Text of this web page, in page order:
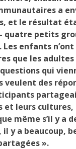
a
et le résultat
quatre petits
Les enfants
que les adultes
qui
des
et leurs cultures,
même s’il y a
y a beaucoup,
».